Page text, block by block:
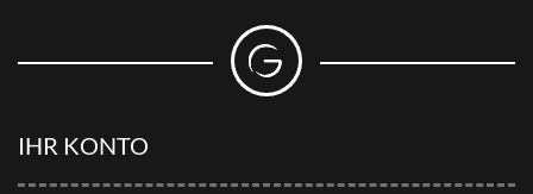
IHR KONTO